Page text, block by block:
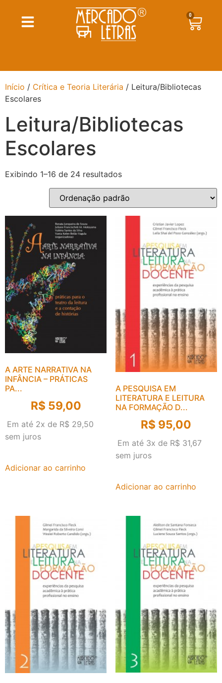
0
Início / Crítica e Teoria Literária / Leitura/Bibliotecas
Escolares
Leitura/Bibliotecas
Escolares
Exibindo 1–16 de 24 resultados
A ARTE NARRATIVA NA
INFÂNCIA – PRÁTICAS
PA...
R$ 59,00
Em até 2x de R$ 29,50
sem juros
Adicionar ao carrinho
A PESQUISA EM
LITERATURA E LEITURA
NA FORMAÇÃO D...
R$ 95,00
Em até 3x de R$ 31,67
sem juros
Adicionar ao carrinho